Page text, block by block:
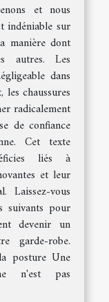
et nous
indéniable sur
manière dont
autres. Les
dans
chaussures
radicalement
de confiance
Cet texte
liés à
et leur
Laissez-vous
suivants pour
devenir un
garde-robe.
posture Une
n'est pas